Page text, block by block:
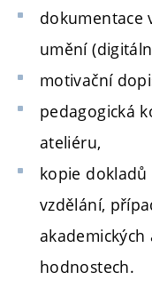
dokumentace
umění
motivační
pedagogická
ateliéru,
kopie dokladů
vzdělání,
akademických
hodnostech.